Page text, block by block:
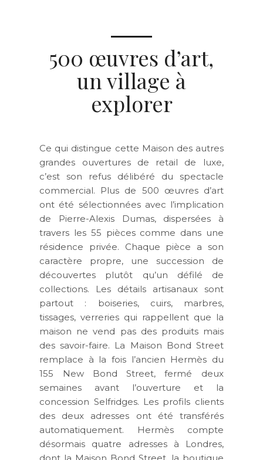
500 œuvres d’art,
un village à
explorer
Ce qui distingue cette Maison des autres
grandes ouvertures de retail de luxe,
c’est son refus délibéré du spectacle
commercial. Plus de 500 œuvres d’art
ont été sélectionnées avec l’implication
de Pierre-Alexis Dumas, dispersées à
travers les 55 pièces comme dans une
résidence privée. Chaque pièce a son
caractère propre, une succession de
découvertes plutôt qu’un défilé de
collections. Les détails artisanaux sont
partout : boiseries, cuirs, marbres,
tissages, verreries qui rappellent que la
maison ne vend pas des produits mais
des savoir-faire. La Maison Bond Street
remplace à la fois l’ancien Hermès du
155 New Bond Street, fermé deux
semaines avant l’ouverture et la
concession Selfridges. Les profils clients
des deux adresses ont été transférés
automatiquement. Hermès compte
désormais quatre adresses à Londres,
dont la Maison Bond Street, la boutique